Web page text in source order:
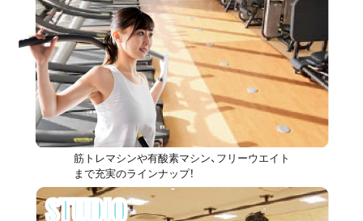
筋トレマシンや有酸素マシン、フリーウエイト
まで充実のラインナップ！
STUDIO